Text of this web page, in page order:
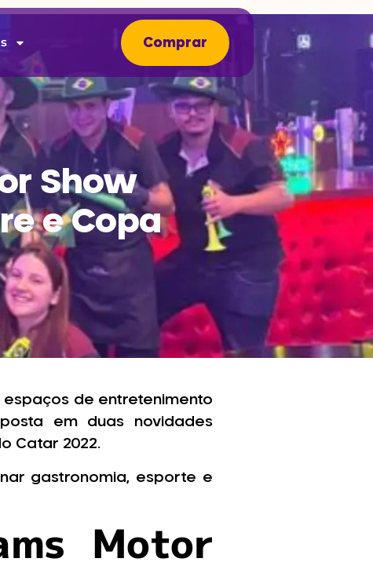
Comprar
Show
e Copa
de entretenimento
em duas novidades
Catar 2022.
gastronomia, esporte e
Motor